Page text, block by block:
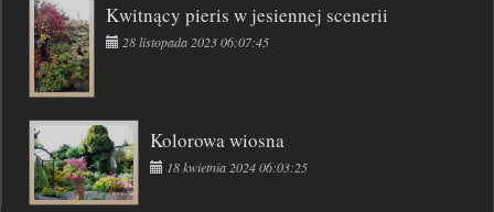
Kwitnący pieris w jesiennej scenerii
28 listopada 2023 06:07:45
Kolorowa wiosna
18 kwietnia 2024 06:03:25